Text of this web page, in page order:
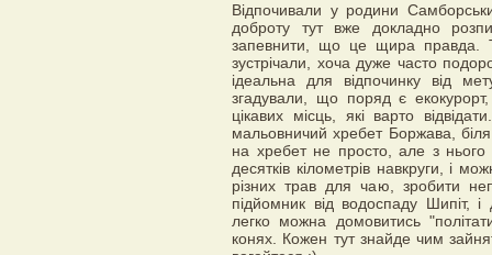
Відпочивали у родини
доброту тут вже докладно
запевнити, що це щира правда.
зустрічали, хоча дуже часто
ідеальна для відпочинку від
згадували, що поряд є
цікавих місць, які варто
мальовничий хребет Боржава, біля
на хребет не просто, але з нього
десятків кілометрів навкруги, і
різних трав для чаю, зробити
підйомник від водоспаду Шипіт,
легко можна домовитись
конях. Кожен тут знайде чим